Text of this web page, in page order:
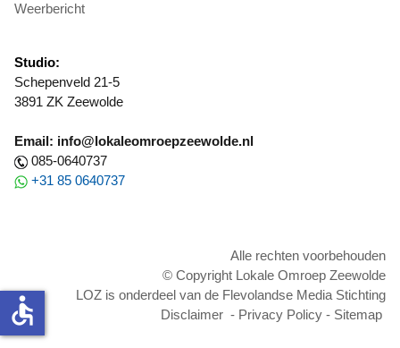
Weerbericht
Studio:
Schepenveld 21-5
3891 ZK Zeewolde
Email: info@lokaleomroepzeewolde.nl
085-0640737
+31 85 0640737
Alle rechten voorbehouden
© Copyright Lokale Omroep Zeewolde
LOZ is onderdeel van de Flevolandse Media Stichting
Disclaimer - Privacy Policy - Sitemap
accessible